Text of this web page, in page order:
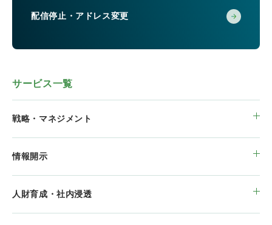
配信停止・アドレス変更
サービス一覧
戦略・マネジメント
情報開示
人財育成・社内浸透